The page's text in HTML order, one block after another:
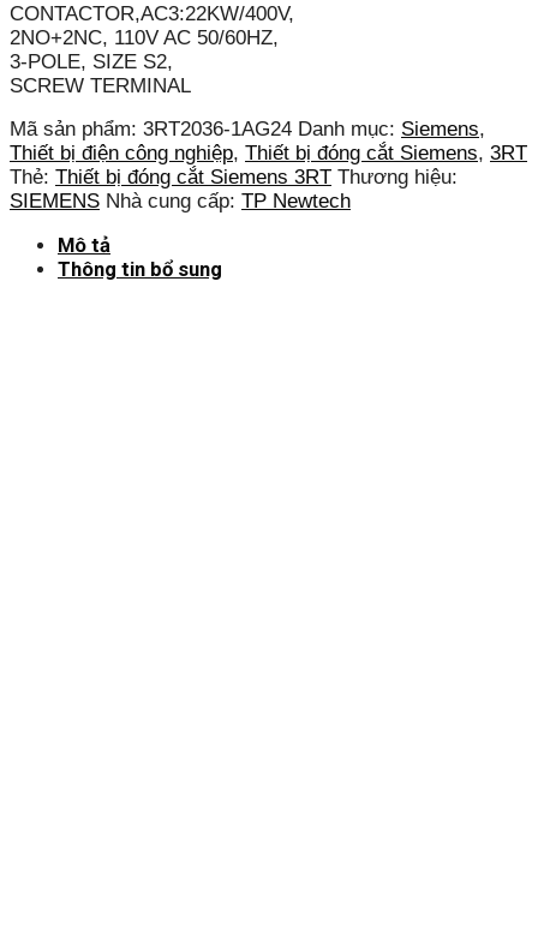
CONTACTOR,AC3:22KW/400V,
2NO+2NC, 110V AC 50/60HZ,
3-POLE, SIZE S2,
SCREW TERMINAL
Mã sản phẩm: 3RT2036-1AG24 Danh mục: Siemens,
Thiết bị điện công nghiệp, Thiết bị đóng cắt Siemens, 3RT
Thẻ: Thiết bị đóng cắt Siemens 3RT Thương hiệu:
SIEMENS Nhà cung cấp: TP Newtech
Mô tả
Thông tin bổ sung